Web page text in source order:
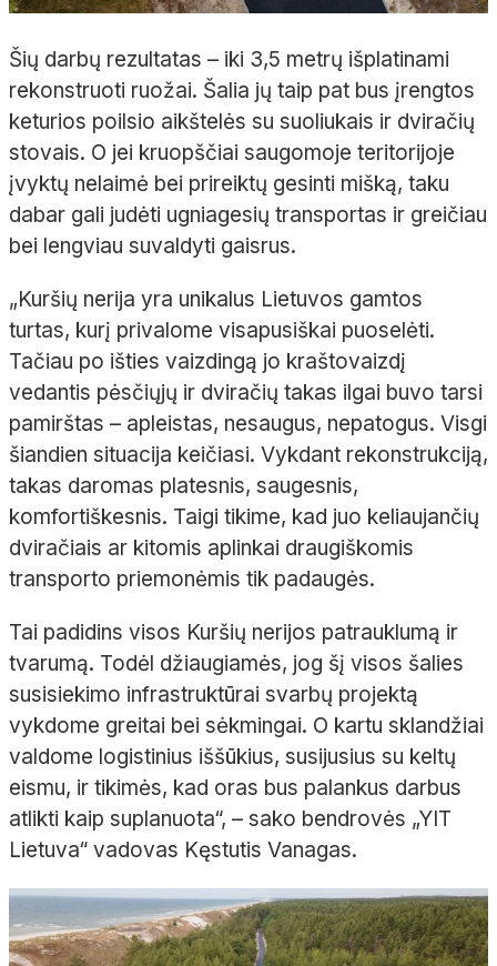
Šių darbų rezultatas – iki 3,5 metrų išplatinami
rekonstruoti ruožai. Šalia jų taip pat bus įrengtos
keturios poilsio aikštelės su suoliukais ir dviračių
stovais. O jei kruopščiai saugomoje teritorijoje
įvyktų nelaimė bei prireiktų gesinti mišką, taku
dabar gali judėti ugniagesių transportas ir greičiau
bei lengviau suvaldyti gaisrus.
„Kuršių nerija yra unikalus Lietuvos gamtos
turtas, kurį privalome visapusiškai puoselėti.
Tačiau po išties vaizdingą jo kraštovaizdį
vedantis pėsčiųjų ir dviračių takas ilgai buvo tarsi
pamirštas – apleistas, nesaugus, nepatogus. Visgi
šiandien situacija keičiasi. Vykdant rekonstrukciją,
takas daromas platesnis, saugesnis,
komfortiškesnis. Taigi tikime, kad juo keliaujančių
dviračiais ar kitomis aplinkai draugiškomis
transporto priemonėmis tik padaugės.
Tai padidins visos Kuršių nerijos patrauklumą ir
tvarumą. Todėl džiaugiamės, jog šį visos šalies
susisiekimo infrastruktūrai svarbų projektą
vykdome greitai bei sėkmingai. O kartu sklandžiai
valdome logistinius iššūkius, susijusius su keltų
eismu, ir tikimės, kad oras bus palankus darbus
atlikti kaip suplanuota“, – sako bendrovės „YIT
Lietuva“ vadovas Kęstutis Vanagas.